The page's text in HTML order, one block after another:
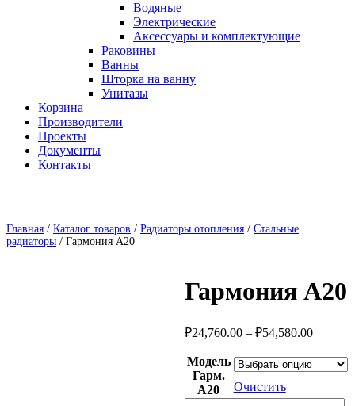
Водяные
Электрические
Аксессуары и комплектующие
Раковины
Ванны
Шторка на ванну
Унитазы
Корзина
Производители
Проекты
Документы
Контакты
Главная / Каталог товаров / Радиаторы отопления / Стальные
радиаторы / Гармония А20
Гармония А20
₽24,760.00 – ₽54,580.00
–
Модель
Гарм.
А20
Очистить